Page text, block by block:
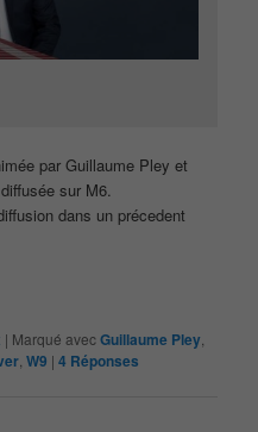
par Guillaume Pley et
sur M6.
dans un précedent
| Marqué avecGuillaume Pley
,W9 |4 Réponses